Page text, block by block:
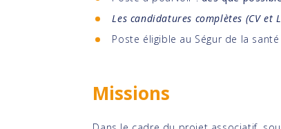
Les candidatures complètes (CV
Poste éligible au Ségur de la santé
Missions